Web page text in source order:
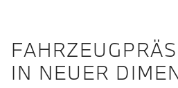
IN NEUER